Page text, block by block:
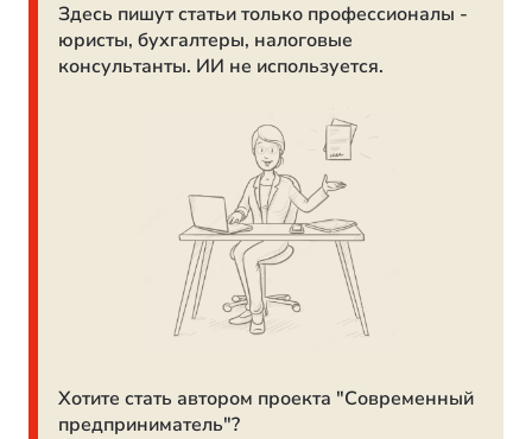
Здесь пишут статьи только профессионалы -
юристы, бухгалтеры, налоговые
консультанты. ИИ не используется.
Хотите стать автором проекта "Современный
предприниматель"?